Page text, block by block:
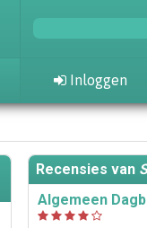
Inloggen
Recensies van
Algemeen